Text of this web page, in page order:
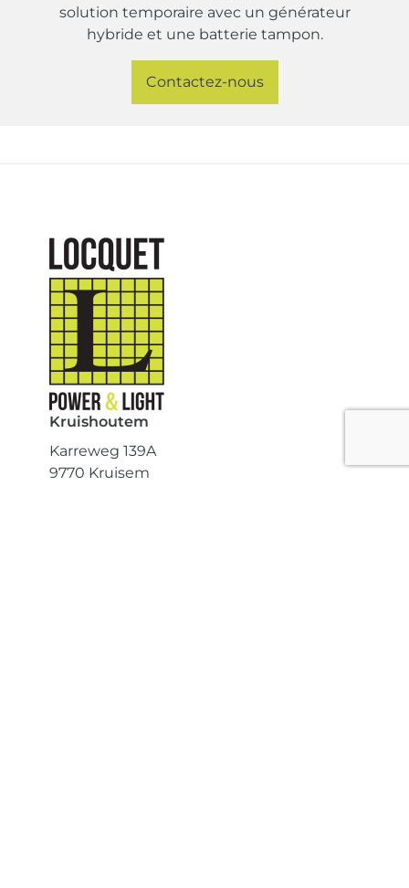
solution temporaire avec un générateur
hybride et une batterie tampon.
Contactez-nous
Kruishoutem
Karreweg 139A
9770 Kruisem